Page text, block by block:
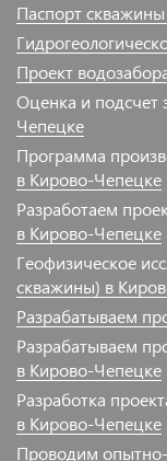
Паспорт
Проект
Оценка и подсчет
Чепецке
Программа
в Кирово-Чепецке
Разработаем
в Кирово-Чепецке
Геофизическое
скважины) в
Разрабатываем
Разрабатываем
в Кирово-Чепецке
Разработка
в Кирово-Чепецке
Проводим